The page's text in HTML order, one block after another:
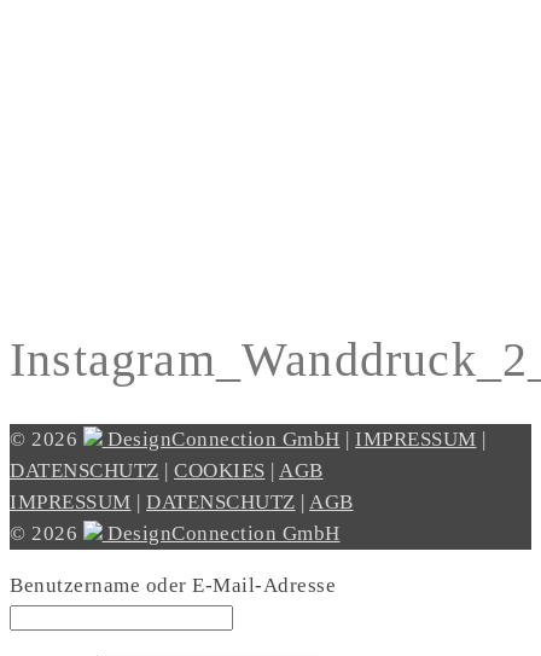
© 2026 DesignConnection GmbH IMPRESSUM
DATENSCHUTZ
COOKIES
AGB
IMPRESSUM
DATENSCHUTZ
AGB
© 2026
DesignConnection GmbH
Benutzername oder E-Mail-Adresse